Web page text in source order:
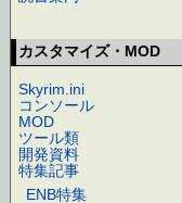
カスタマイズ・MOD
Skyrim.ini
コンソール
MOD
ツール類
開発資料
特集記事
ENB特集